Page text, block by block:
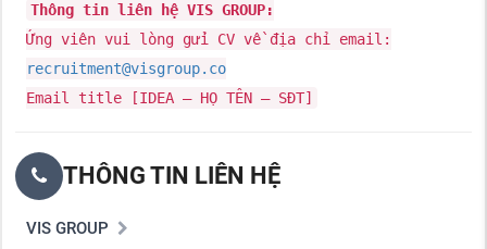
Thông tin liên hệ VIS GROUP:
Ứng viên vui lòng gửi CV về địa chỉ email:
recruitment@visgroup.co
Email title [IDEA – HỌ TÊN – SĐT]
THÔNG TIN LIÊN HỆ
VIS GROUP